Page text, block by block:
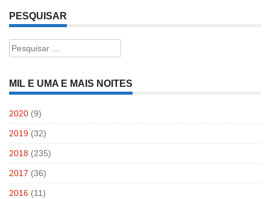
PESQUISAR
Pesquisar
por:
MIL E UMA E MAIS NOITES
2020 (9)
2019 (32)
2018 (235)
2017 (36)
2016 (11)